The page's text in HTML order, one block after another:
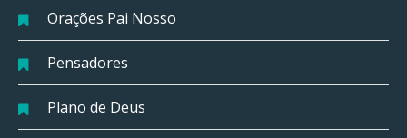
Orações Pai Nosso
Pensadores
Plano de Deus